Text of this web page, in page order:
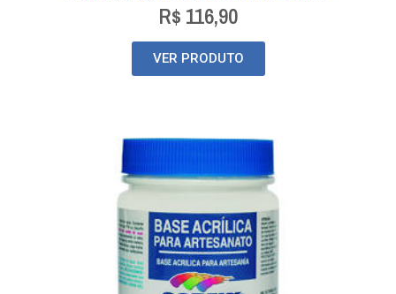
R$ 116,90
VER PRODUTO